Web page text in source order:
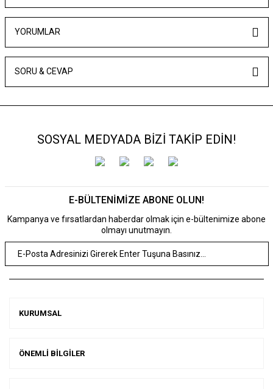
YORUMLAR
SORU & CEVAP
SOSYAL MEDYADA BİZİ TAKİP EDİN!
E-BÜLTENİMİZE ABONE OLUN!
Kampanya ve fırsatlardan haberdar olmak için e-bültenimize abone
olmayı unutmayın.
KURUMSAL
ÖNEMLİ BİLGİLER